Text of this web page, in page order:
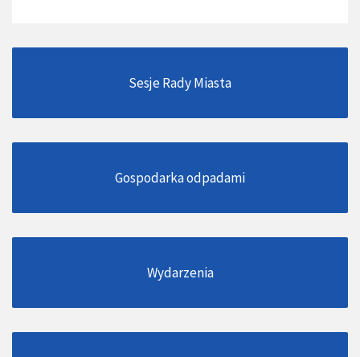
Sesje Rady Miasta
Gospodarka odpadami
Wydarzenia